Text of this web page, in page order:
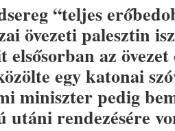
“teljes
övezeti palesztin
elsősorban az
egy katonai
miniszter pedig
utáni rendezésére